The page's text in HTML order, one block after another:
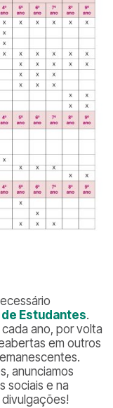
Estudantes.
ano, por volta
em outros
anunciamos
sociais e na